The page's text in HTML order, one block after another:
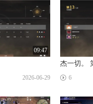
09:47
2026-06-29
☑
杰一切。
6